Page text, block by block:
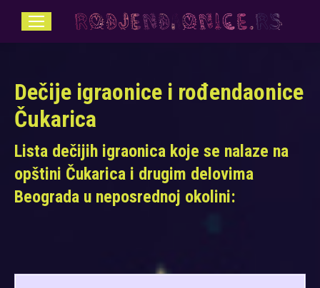
Dečije igraonice i rođendaonice
Čukarica
Lista dečijih igraonica koje se nalaze na
opštini Čukarica i drugim delovima
Beograda u neposrednoj okolini: